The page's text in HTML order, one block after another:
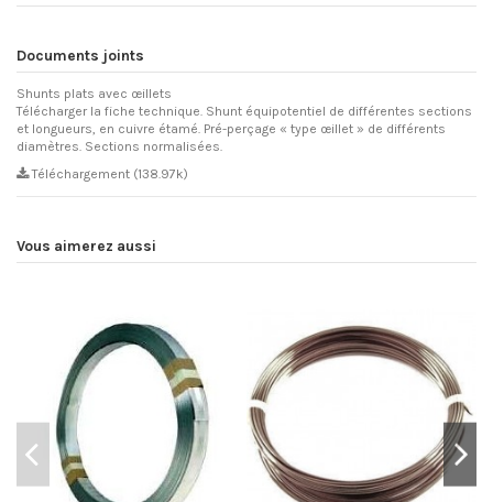
Documents joints
Shunts plats avec œillets
Télécharger la fiche technique. Shunt équipotentiel de différentes sections
et longueurs, en cuivre étamé. Pré-perçage « type œillet » de différents
diamètres. Sections normalisées.
Téléchargement (138.97k)
Vous aimerez aussi